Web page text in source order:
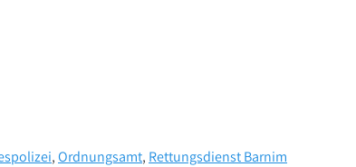
,Ordnungsamt, Rettungsdienst Barnim